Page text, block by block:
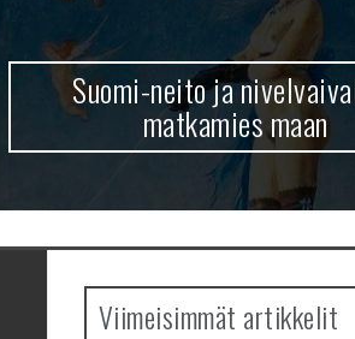
Suomi-neito ja
matkamies maan
Viimeisimmät artikkelit